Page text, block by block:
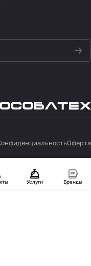
Оферта
Услуги Бренды